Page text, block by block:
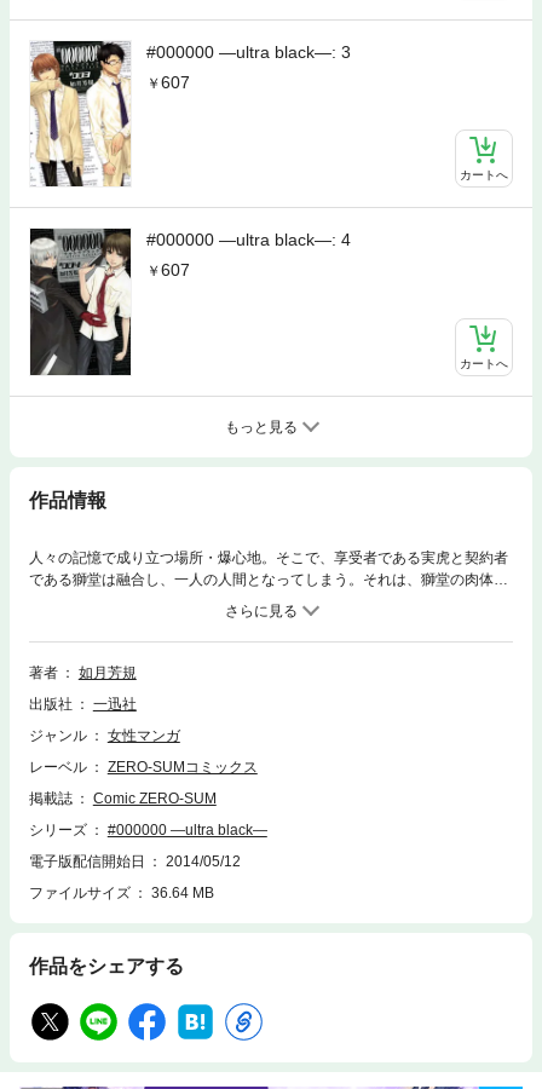
#000000 ―ultra black―: 3
607
カートへ
#000000 ―ultra black―: 4
607
カートへ
もっと見る
作品情報
人々の記憶で成り立つ場所・爆心地。そこで、享受者である実虎と契約者
である獅堂は融合し、一人の人間となってしまう。それは、獅堂の肉体の
死と、実虎の精神の死を意味するものだった。しかし実虎は、父や獅堂の
母が生きている世界で再び目を覚ます。獅堂の、体の中で――…。
著者
如月芳規
出版社
一迅社
ジャンル
女性マンガ
レーベル
ZERO-SUMコミックス
掲載誌
Comic ZERO-SUM
シリーズ
#000000 ―ultra black―
電子版配信開始日
2014/05/12
ファイルサイズ
36.64 MB
作品をシェアする